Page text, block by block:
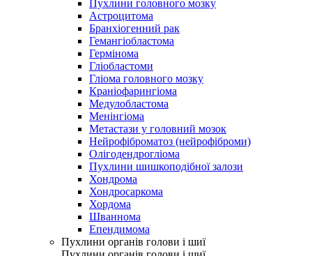
Пухлини головного мозку
Астроцитома
Бранхіогенний рак
Гемангіобластома
Гермінома
Гліобластоми
Гліома головного мозку
Краніофарингіома
Медулобластома
Менінгіома
Метастази у головний мозок
Нейрофіброматоз (нейрофіброми)
Олігодендрогліома
Пухлини шишкоподібної залози
Хондрома
Хондросаркома
Хордома
Шваннома
Епендимома
Пухлини органів голови і шиї